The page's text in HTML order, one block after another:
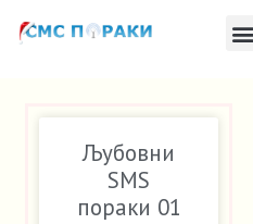
Љубовни
SMS
пораки 01